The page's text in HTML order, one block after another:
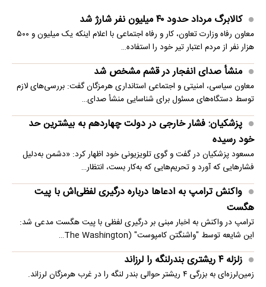
کالابرگ مرداد حدود ۴۰‌ میلیون نفر شارژ شد
معاون رفاه وزارت تعاون، کار و رفاه اجتماعی با اعلام اینکه یک میلیون و ۵۰۰
هزار نفر از مردم اعتبار تیر خود را استفاده…
منشأ صدای انفجار در قشم مشخص شد
معاون سیاسی، امنیتی و اجتماعی استانداری هرمزگان گفت: بررسی‌های لازم
توسط دستگاه‌های مسئول برای شناسایی منشأ صدای…
پزشکیان: فشار خارجی در دولت چهاردهم به بیشترین حد
خود رسیده
مسعود پزشکیان در گفت و گوی تلویزیونی خود اظهار کرد: «دشمن به‌دلیل
فشارهایی که آورد و تحریم‌هایی که به‌کار بست، انتظار…
واکنش ترامپ به ادعاها درباره درگیری لفظی‌اش با پیت
هگست
ترامپ در واکنش به اخبار مبنی بر درگیری لفظی با پیت هگست مدعی شد:
این شایعه توسط "واشنگتن کامپوست" (The Washington…
زلزله ۴ ریشتری بندرلنگه را لرزاند
زمین‌لرزه‌ای به بزرگی ۴ ریشتر حوالی بندر لنگه را در غرب هرمزگان لرزاند.